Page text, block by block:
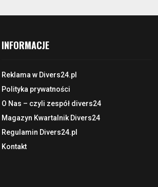
INFORMACJE
Reklama w Divers24.pl
Polityka prywatności
O Nas – czyli zespół divers24
Magazyn Kwartalnik Divers24
Regulamin Divers24.pl
Kontakt